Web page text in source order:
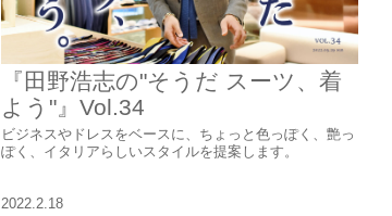
『田野浩志の"そうだ スーツ、着
よう"』Vol.34
ビジネスやドレスをベースに、ちょっと色っぽく、艶っ
ぽく、イタリアらしいスタイルを提案します。
2022.2.18